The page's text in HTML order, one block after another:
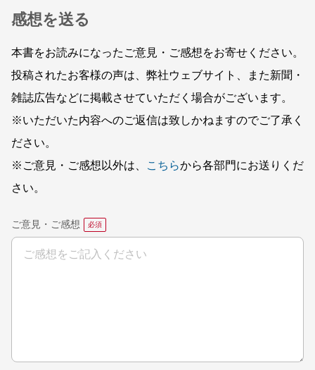
感想を送る
本書をお読みになったご意見・ご感想をお寄せください。
投稿されたお客様の声は、弊社ウェブサイト、また新聞・
雑誌広告などに掲載させていただく場合がございます。
※いただいた内容へのご返信は致しかねますのでご了承く
ださい。
※ご意見・ご感想以外は、
こちらから各部門にお送りくだ
さい。
ご意見・ご感想